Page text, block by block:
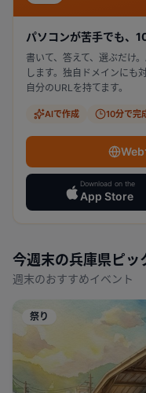
パソコンが苦手でも、
書いて、答えて、選ぶだけ
します。独自ドメインにも
自分のURLを持てます。
AIで作成 10分で完
Web
Download on the
App Store
今週末の兵庫県 ピッ
週末のおすすめイベント
祭り